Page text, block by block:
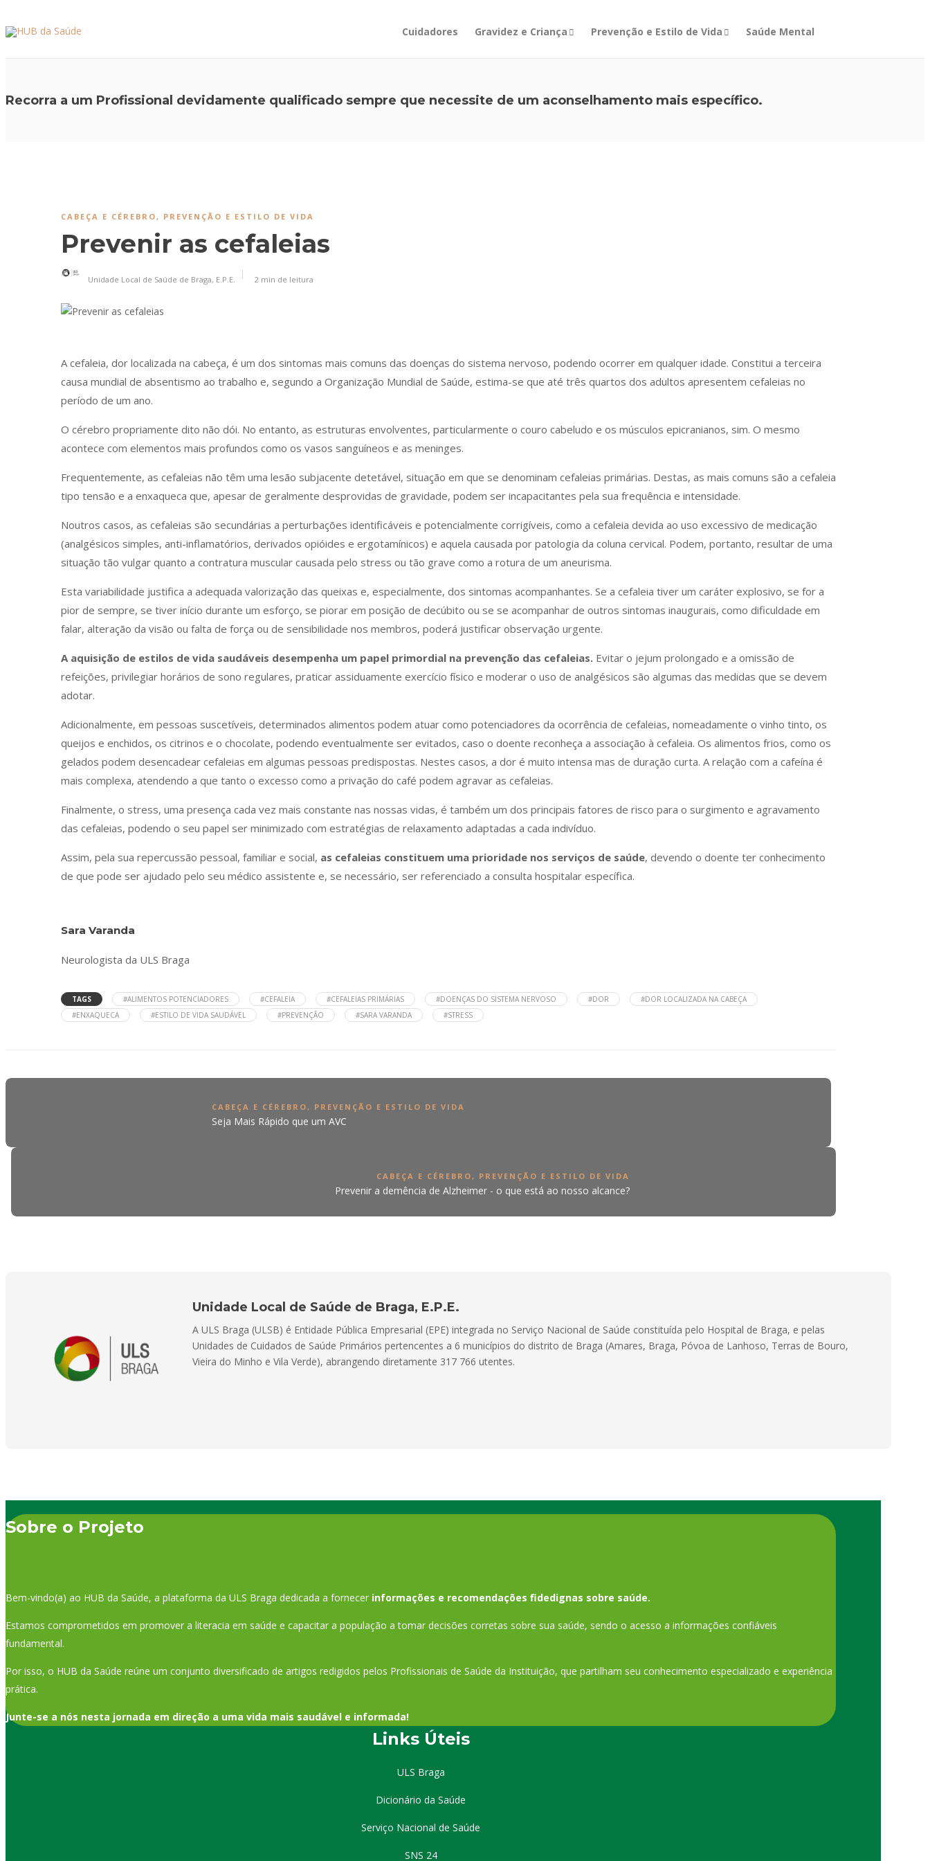
Cuidadores Gravidez e Criança Prevenção e Estilo de Vida Saúde Mental
Recorra a um Profissional devidamente qualificado sempre que necessite de um aconselhamento mais específico.
CABEÇA E CÉREBRO, PREVENÇÃO E ESTILO DE VIDA
Prevenir as cefaleias
Unidade Local de Saúde de Braga, E.P.E. 2 min de leitura
A cefaleia, dor localizada na cabeça, é um dos sintomas mais comuns das doenças do sistema nervoso, podendo ocorrer em qualquer idade. Constitui a terceira
causa mundial de absentismo ao trabalho e, segundo a Organização Mundial de Saúde, estima-se que até três quartos dos adultos apresentem cefaleias no
período de um ano.
O cérebro propriamente dito não dói. No entanto, as estruturas envolventes, particularmente o couro cabeludo e os músculos epicranianos, sim. O mesmo
acontece com elementos mais profundos como os vasos sanguíneos e as meninges.
Frequentemente, as cefaleias não têm uma lesão subjacente detetável, situação em que se denominam cefaleias primárias. Destas, as mais comuns são a cefaleia
tipo tensão e a enxaqueca que, apesar de geralmente desprovidas de gravidade, podem ser incapacitantes pela sua frequência e intensidade.
Noutros casos, as cefaleias são secundárias a perturbações identificáveis e potencialmente corrigíveis, como a cefaleia devida ao uso excessivo de medicação
(analgésicos simples, anti-inflamatórios, derivados opióides e ergotamínicos) e aquela causada por patologia da coluna cervical. Podem, portanto, resultar de uma
situação tão vulgar quanto a contratura muscular causada pelo stress ou tão grave como a rotura de um aneurisma.
Esta variabilidade justifica a adequada valorização das queixas e, especialmente, dos sintomas acompanhantes. Se a cefaleia tiver um caráter explosivo, se for a
pior de sempre, se tiver início durante um esforço, se piorar em posição de decúbito ou se se acompanhar de outros sintomas inaugurais, como dificuldade em
falar, alteração da visão ou falta de força ou de sensibilidade nos membros, poderá justificar observação urgente.
A aquisição de estilos de vida saudáveis desempenha um papel primordial na prevenção das cefaleias. Evitar o jejum prolongado e a omissão de
refeições, privilegiar horários de sono regulares, praticar assiduamente exercício físico e moderar o uso de analgésicos são algumas das medidas que se devem
adotar.
Adicionalmente, em pessoas suscetíveis, determinados alimentos podem atuar como potenciadores da ocorrência de cefaleias, nomeadamente o vinho tinto, os
queijos e enchidos, os citrinos e o chocolate, podendo eventualmente ser evitados, caso o doente reconheça a associação à cefaleia. Os alimentos frios, como os
gelados podem desencadear cefaleias em algumas pessoas predispostas. Nestes casos, a dor é muito intensa mas de duração curta. A relação com a cafeína é
mais complexa, atendendo a que tanto o excesso como a privação do café podem agravar as cefaleias.
Finalmente, o stress, uma presença cada vez mais constante nas nossas vidas, é também um dos principais fatores de risco para o surgimento e agravamento
das cefaleias, podendo o seu papel ser minimizado com estratégias de relaxamento adaptadas a cada indivíduo.
Assim, pela sua repercussão pessoal, familiar e social, as cefaleias constituem uma prioridade nos serviços de saúde, devendo o doente ter conhecimento
de que pode ser ajudado pelo seu médico assistente e, se necessário, ser referenciado a consulta hospitalar específica.
Sara Varanda
Neurologista da ULS Braga
TAGS #ALIMENTOS POTENCIADORES #CEFALEIA #CEFALEIAS PRIMÁRIAS #DOENÇAS DO SISTEMA NERVOSO #DOR
#DOR LOCALIZADA NA CABEÇA
#ENXAQUECA
#ESTILO DE VIDA SAUDÁVEL #PREVENÇÃO #SARA VARANDA #STRESS
CABEÇA E CÉREBRO, PREVENÇÃO E ESTILO DE VIDA
Seja Mais Rápido que um AVC
CABEÇA E CÉREBRO, PREVENÇÃO E ESTILO DE VIDA
Prevenir a demência de Alzheimer - o que está ao nosso alcance?
Unidade Local de Saúde de Braga, E.P.E.
A ULS Braga (ULSB) é Entidade Pública Empresarial (EPE) integrada no Serviço Nacional de Saúde constituída pelo Hospital de Braga, e pelas
Unidades de Cuidados de Saúde Primários pertencentes a 6 municípios do distrito de Braga (Amares, Braga, Póvoa de Lanhoso, Terras de Bouro,
Vieira do Minho e Vila Verde), abrangendo diretamente 317 766 utentes.
Sobre o Projeto
Bem-vindo(a) ao HUB da Saúde, a plataforma da ULS Braga dedicada a fornecer informações e recomendações fidedignas sobre saúde.
Estamos comprometidos em promover a literacia em saúde e capacitar a população a tomar decisões corretas sobre sua saúde, sendo o acesso a informações confiáveis
fundamental.
Por isso, o HUB da Saúde reúne um conjunto diversificado de artigos redigidos pelos Profissionais de Saúde da Instituição, que partilham seu conhecimento especializado e experiência
prática.
Junte-se a nós nesta jornada em direção a uma vida mais saudável e informada!
Links Úteis
ULS Braga
Dicionário da Saúde
Serviço Nacional de Saúde
SNS 24